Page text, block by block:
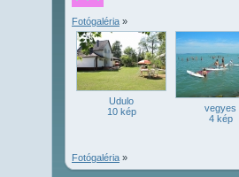
Fotógaléria »
Udulo
10 kép
vegyes
4 kép
Fotógaléria »